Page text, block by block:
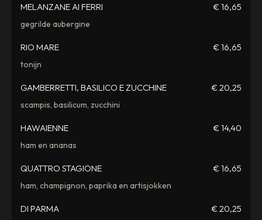
MELANZANE AI FERRI € 16,65
gegrilde aubergine
RIO MARE € 16,65
tonijn
GAMBERRETTI, BASILICO E ZUCCHINE € 20,25
scampis, basilicum, zucchini
HAWAIENNE € 14,40
ham en ananas
QUATTRO STAGIONE € 16,65
ham, champignon, paprika en artisjokken
DI PARMA € 20,25